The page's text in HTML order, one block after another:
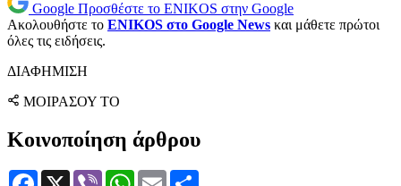
Google Προσθέστε το ENIKOS στην Google
Ακολουθήστε το ENIKOS στο Google News και μάθετε πρώτοι
όλες τις ειδήσεις.
ΔΙΑΦΗΜΙΣΗ
ΜΟΙΡΑΣΟΥ ΤΟ
Κοινοποίηση άρθρου
Facebook
X Viber WhatsApp
Email